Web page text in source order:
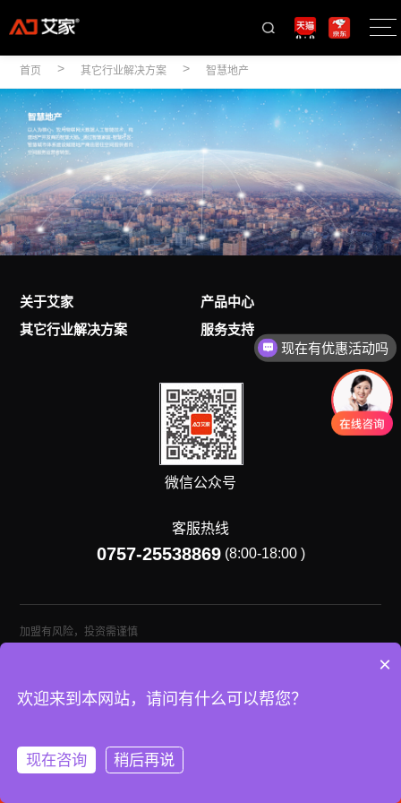
首页 > 其它行业解决方案 >智慧地产
关于艾家
产品中心
其它行业解决方案
服务支持
微信公众号
客服热线
0757-25538869 (8:00-18:00 )
加盟有风险，投资需谨慎
现在有优惠活动吗
×
欢迎来到本网站，请问有什么可以帮您？
现在咨询 稍后再说